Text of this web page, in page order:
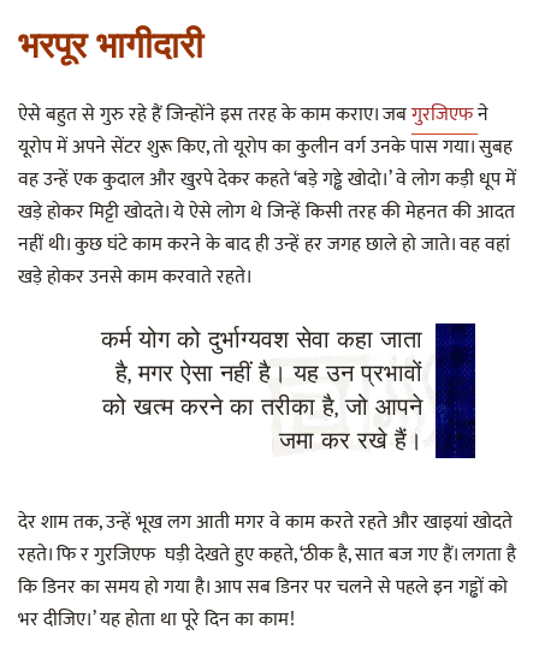
भरपूर भागीदारी
ऐसे बहुत से गुरु रहे हैं जिन्होंने इस तरह के काम कराए। जबगुरजिएफने
यूरोप में अपने सेंटर शुरू किए, तो यूरोप का कुलीन वर्ग उनके पास गया। सुबह
वह उन्हें एक कुदाल और खुरपे देकर कहते ‘बड़े गड्ढे खोदो।’ वे लोग कड़ी धूप में
खड़े होकर मिट्टी खोदते। ये ऐसे लोग थे जिन्हें किसी तरह की मेहनत की आदत
नहीं थी। कुछ घंटे काम करने के बाद ही उन्हें हर जगह छाले हो जाते। वह वहां
खड़े होकर उनसे काम करवाते रहते।
कर्म योग को दुर्भाग्यवश सेवा कहा जाता
है, मगर ऐसा नहीं है। यह उन प्रभावों
को खत्म करने का तरीका है, जो आपने
जमा कर रखे हैं।
देर शाम तक, उन्हें भूख लग आती मगर वे काम करते रहते और खाइयां खोदते
रहते। फि र गुरजिएफ घड़ी देखते हुए कहते, ‘ठीक है, सात बज गए हैं। लगता है
कि डिनर का समय हो गया है। आप सब डिनर पर चलने से पहले इन गड्ढों को
भर दीजिए।’ यह होता था पूरे दिन का काम!